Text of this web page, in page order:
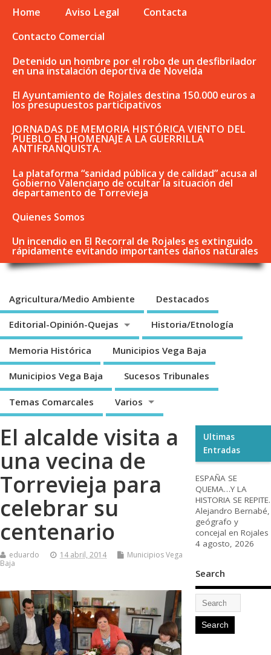
Home Aviso Legal
Contacta
Contacto Comercial
Detenido un hombre por el robo de un desfibrilador
en una instalación deportiva de Novelda
El Ayuntamiento de Rojales destina 150.000 euros a
los presupuestos participativos
JORNADAS DE MEMORIA HISTÓRICA VIENTO DEL
PUEBLO EN HOMENAJE A LA GUERRILLA
ANTIFRANQUISTA.
La plataforma “sanidad pública y de calidad” acusa al
Gobierno Valenciano de ocultar la situación del
departamento de Torrevieja
Quienes Somos
Un incendio en El Recorral de Rojales es extinguido
rápidamente evitando importantes daños naturales
Agricultura/Medio Ambiente Destacados
Editorial-Opinión-Quejas Historia/Etnología
Memoria Histórica Municipios Vega Baja
Municipios Vega Baja Sucesos Tribunales
Temas Comarcales Varios
El alcalde visita a
una vecina de
Torrevieja para
celebrar su
centenario
eduardo 14 abril, 2014
Municipios Vega
Baja
Ultimas
Entradas
ESPAÑA SE
QUEMA…Y LA
HISTORIA SE REPITE.
Alejandro Bernabé,
geógrafo y
concejal en Rojales
4 agosto, 2026
Search